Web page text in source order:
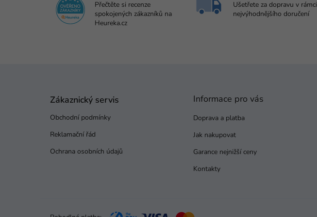
Přečtěte si recenze
spokojených zákazníků na
Heureka.cz
Ušetřete za dopravu v rámci
nejvýhodnějšího doručení
Zákaznický servis
Obchodní podmínky
Reklamační řád
Ochrana osobních údajů
Informace pro vás
Doprava a platba
Jak nakupovat
Garance nejnižší ceny
Kontakty